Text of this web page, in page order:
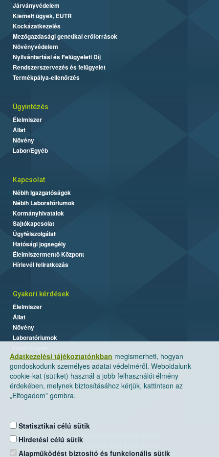
Adatkezelési tájékoztatónkban megismerheti, hogyan
gondoskodunk személyes adatai védelméről. Weboldalunk
cookie-kat (sütiket) használ a jobb felhasználói élmény
érdekében, melynek biztosításához kérjük, kattintson az
„Elfogadom” gombra.
Statisztikai célú sütik
Hirdetési célú sütik
Alapműködést biztosító és funkcionális sütik
Járványvédelem
Kiemelt ügyek, EUTR
Kockázatkezelés
Mezőgazdasági genetikai erőforrások
Növényvédelem
Nyilvántartási és Felügyeleti Díj
Rendszerszervezés és felügyelet
Termékpálya-ellenőrzés
Ügyintézés
Élelmiszer
Állat
Növény
Labor/Egyéb
Kapcsolat
Nébih Igazgatóságok
Nébih Laboratóriumok
Kormányhivatalok
Sajtókapcsolat
Ügyfélszolgálat
Hatósági jogsegély
Élelmiszermentő Központ
Hírlevél feliratkozás
Gyakori kérdések
Élelmiszer
Állat
Növény
Laboratóriumok
Nemzeti Élelmiszerlánc-biztonsági Hivatal
Levelezési cím: 1525 Budapest. Pf. 30.